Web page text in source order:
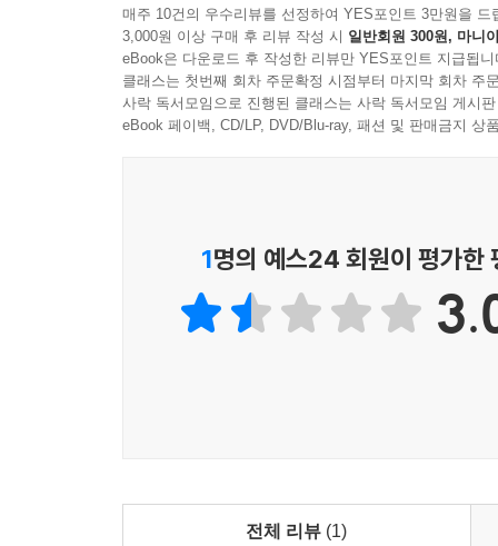
매주 10건의 우수리뷰를 선정하여 YES포인트 3만원을 드
3,000원 이상 구매 후 리뷰 작성 시 일반회원 300원, 마니
eBook은 다운로드 후 작성한 리뷰만 YES포인트 지급됩니
클래스는 첫번째 회차 주문확정 시점부터 마지막 회차 주
사락 독서모임으로 진행된 클래스는 사락 독서모임 게시
eBook 페이백, CD/LP, DVD/Blu-ray, 패션 및 판매금지 상
1명의 예스24 회원이 평가한
전체 리뷰 (1)